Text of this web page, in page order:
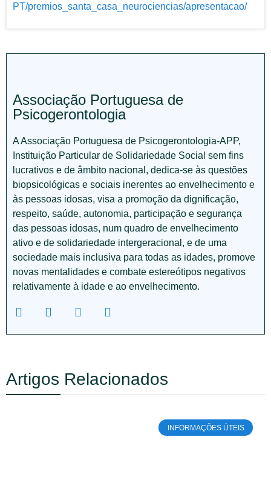
PT/premios_santa_casa_neurociencias/apresentacao/
Associação Portuguesa de
Psicogerontologia
A Associação Portuguesa de Psicogerontologia-APP,
Instituição Particular de Solidariedade Social sem fins
lucrativos e de âmbito nacional, dedica-se às questões
biopsicológicas e sociais inerentes ao envelhecimento e
às pessoas idosas, visa a promoção da dignificação,
respeito, saúde, autonomia, participação e segurança
das pessoas idosas, num quadro de envelhecimento
ativo e de solidariedade intergeracional, e de uma
sociedade mais inclusiva para todas as idades, promove
novas mentalidades e combate estereótipos negativos
relativamente à idade e ao envelhecimento.
Artigos Relacionados
INFORMAÇÕES ÚTEIS